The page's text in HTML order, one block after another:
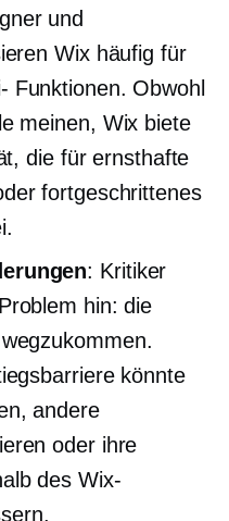
und
Wix häufig für
Funktionen. Obwohl
meinen, Wix biete
die für ernsthafte
fortgeschrittenes
: Kritiker
hin: die
könnte
andere
oder ihre
des Wix-